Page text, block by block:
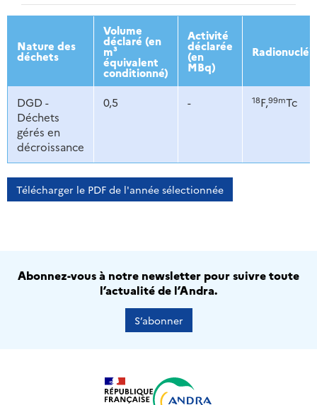
2013 2014 2015 2016
Nature des
déchets
Volume
déclaré (en
m³
équivalent
conditionné)
Activité
déclarée
(en
MBq)
DGD -
Déchets
gérés en
décroissance
0,5 - 18F,99mTc
Télécharger le PDF de l'année sélectionnée
Abonnez-vous à notre newsletter pour suivre toute
l’actualité de l’Andra.
S’abonner